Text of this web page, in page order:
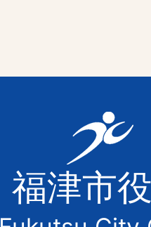
福
津
市
福津市